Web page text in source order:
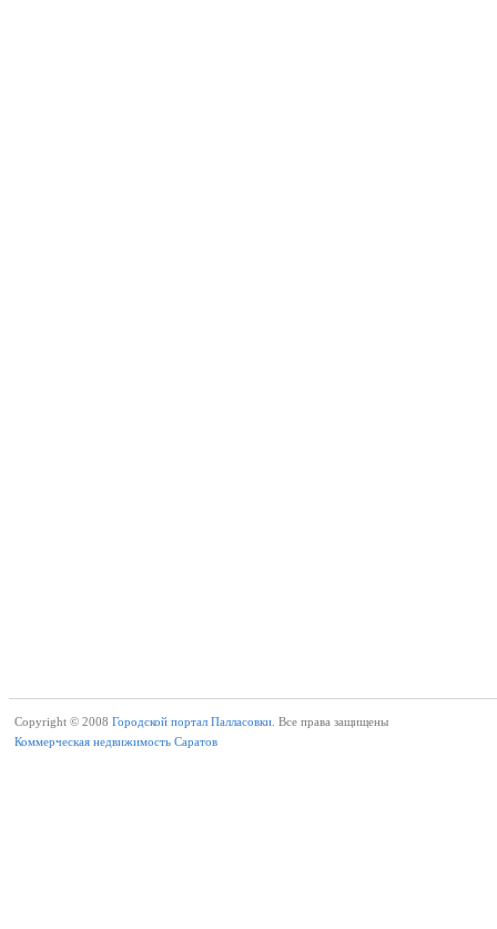
Copyright © 2008 Городской портал Палласовки. Все права защищены
Коммерческая недвижимость Саратов